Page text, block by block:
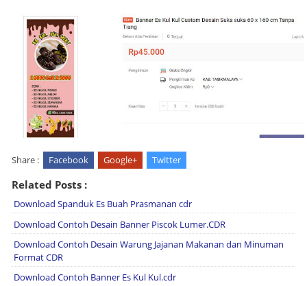
Share : Facebook Google+ Twitter
Related Posts :
Download Spanduk Es Buah Prasmanan cdr
Download Contoh Desain Banner Piscok Lumer.CDR
Download Contoh Desain Warung Jajanan Makanan dan Minuman
Format CDR
Download Contoh Banner Es Kul Kul.cdr